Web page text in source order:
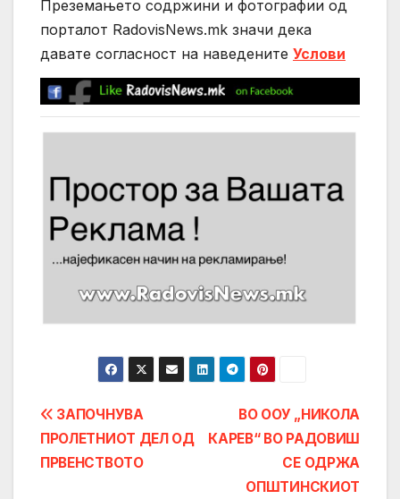
Преземањето содржини и фотографии од
порталот RadovisNews.mk значи дека
давате согласност на нaведените Услови
Post
navigation
ВО ООУ „НИКОЛА
КАРЕВ“ ВО РАДОВИШ
СЕ ОДРЖА
ОПШТИНСКИОТ
ЗАПОЧНУВА
ПРОЛЕТНИОТ ДЕЛ ОД
ПРВЕНСТВОТО